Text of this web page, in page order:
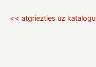
<< atgriezties uz katalogu